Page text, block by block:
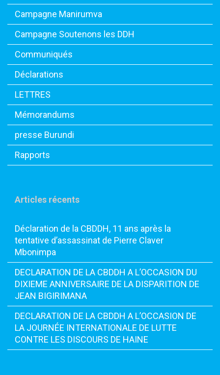
Campagne Manirumva
Campagne Soutenons les DDH
Communiqués
Déclarations
LETTRES
Mémorandums
presse Burundi
Rapports
Articles récents
Déclaration de la CBDDH, 11 ans après la
tentative d’assassinat de Pierre Claver
Mbonimpa
DECLARATION DE LA CBDDH A L’OCCASION DU
DIXIEME ANNIVERSAIRE DE LA DISPARITION DE
JEAN BIGIRIMANA
DECLARATION DE LA CBDDH A L’OCCASION DE
LA JOURNÉE INTERNATIONALE DE LUTTE
CONTRE LES DISCOURS DE HAINE